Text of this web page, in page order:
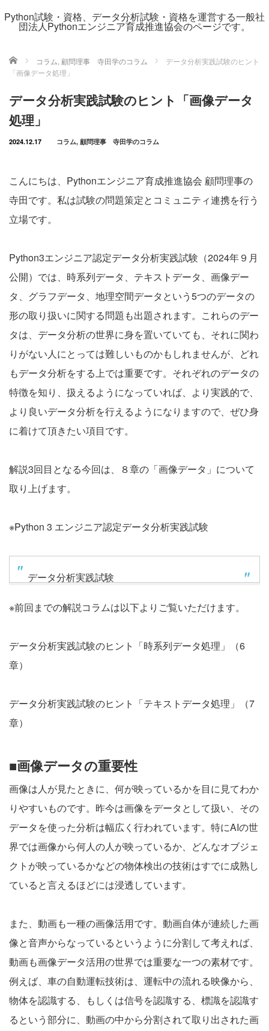
Python試験・資格、データ分析試験・資格を運営する一般社
団法人Pythonエンジニア育成推進協会のページです。
ホーム コラム, 顧問理事 寺田学のコラム
データ分析実践試験のヒント
「画像データ処理」
データ分析実践試験のヒント「画像データ
処理」
2024.12.17 コラム, 顧問理事 寺田学のコラム
こんにちは、Pythonエンジニア育成推進協会 顧問理事の
寺田です。私は試験の問題策定とコミュニティ連携を行う
立場です。
Python3エンジニア認定データ分析実践試験（2024年９月
公開）では、時系列データ、テキストデータ、画像デー
タ、グラフデータ、地理空間データという5つのデータの
形の取り扱いに関する問題も出題されます。これらのデー
タは、データ分析の世界に身を置いていても、それに関わ
りがない人にとっては難しいものかもしれませんが、どれ
もデータ分析をする上では重要です。それぞれのデータの
特徴を知り、扱えるようになっていれば、より実践的で、
より良いデータ分析を行えるようになりますので、ぜひ身
に着けて頂きたい項目です。
解説3回目となる今回は、８章の「画像データ」について
取り上げます。
※Python 3 エンジニア認定データ分析実践試験
データ分析実践試験
※前回までの解説コラムは以下よりご覧いただけます。
データ分析実践試験のヒント「時系列データ処理」（6
章）
データ分析実践試験のヒント「テキストデータ処理」（7
章）
■画像データの重要性
画像は人が見たときに、何が映っているかを目に見てわか
りやすいものです。昨今は画像をデータとして扱い、その
データを使った分析は幅広く行われています。特にAIの世
界では画像から何人の人が映っているか、どんなオブジェ
クトが映っているかなどの物体検出の技術はすでに成熟し
ていると言えるほどには浸透しています。
また、動画も一種の画像活用です。動画自体が連続した画
像と音声からなっているというように分割して考えれば、
動画も画像データ活用の世界では重要な一つの素材です。
例えば、車の自動運転技術は、運転中の流れる映像から、
物体を認識する、もしくは信号を認識する、標識を認識す
るという部分に、動画の中から分割されて取り出された画